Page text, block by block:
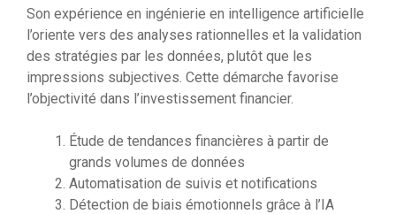
Son expérience en ingénierie en intelligence artificielle
l’oriente vers des analyses rationnelles et la validation
des stratégies par les données, plutôt que les
impressions subjectives. Cette démarche favorise
l’objectivité dans l’investissement financier.
Étude de tendances financières à partir de
grands volumes de données
Automatisation de suivis et notifications
Détection de biais émotionnels grâce à l’IA